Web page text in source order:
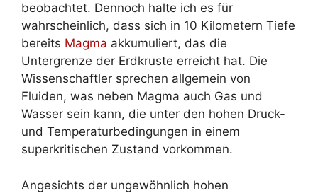
beobachtet. Dennoch halte ich es für
wahrscheinlich, dass sich in 10 Kilometern Tiefe
bereits Magma akkumuliert, das die
Untergrenze der Erdkruste erreicht hat. Die
Wissenschaftler sprechen allgemein von
Fluiden, was neben Magma auch Gas und
Wasser sein kann, die unter den hohen Druck-
und Temperaturbedingungen in einem
superkritischen Zustand vorkommen.
Angesichts der ungewöhnlich hohen